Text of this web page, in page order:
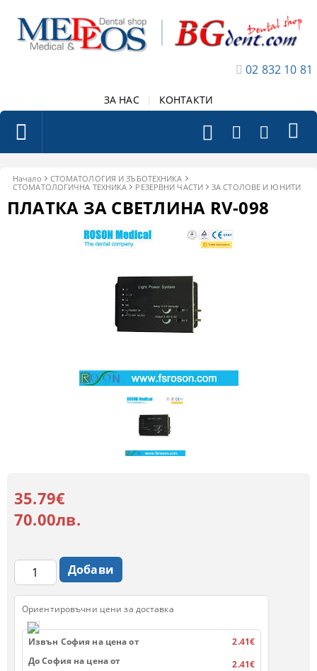
02 832 10 81
ЗА НАС КОНТАКТИ
Начало
СТОМАТОЛОГИЯ И ЗЪБОТЕХНИКА
СТОМАТОЛОГИЧНА ТЕХНИКА
РЕЗЕРВНИ ЧАСТИ ЗА СТОЛОВЕ И ЮНИТИ
ПЛАТКА ЗА СВЕТЛИНА RV-098
35.79€
70.00лв.
Ориентировъчни цени за доставка
Извън София на цена от
2.41€
До София на цена от
2.41€